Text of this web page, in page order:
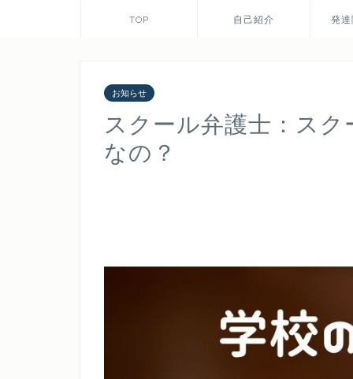
TOP 自己紹介 発
お知らせ
スクール弁護士：ス
なの？